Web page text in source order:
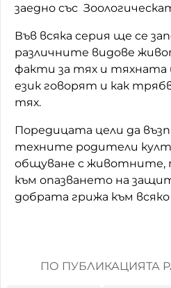
заедно със
Във всяка серия ще се
различните видове
факти за тях и тяхната
език говорят и как
тях.
Поредицата цели да
техните родители
общуване с
към опазването на
добрата грижа към
ПО ПУБЛИКАЦИЯТА